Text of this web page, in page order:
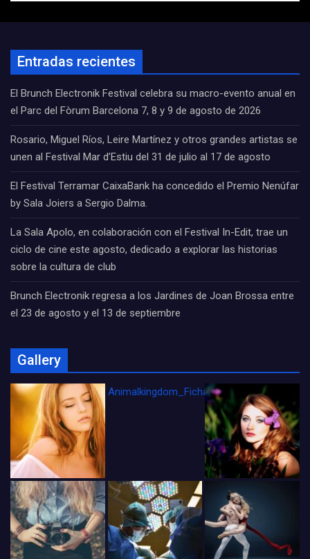
Entradas recientes
El Brunch Electronik Festival celebra su macro-evento anual en
el Parc del Fòrum Barcelona 7, 8 y 9 de agosto de 2026
Rosario, Miguel Ríos, Leire Martínez y otros grandes artistas se
unen al Festival Mar d’Estiu del 31 de julio al 17 de agosto
El Festival Terramar CaixaBank ha concedido el Premio Nenúfar
by Sala Joiers a Sergio Dalma.
La Sala Apolo, en colaboración con el Festival In-Edit, trae un
ciclo de cine este agosto, dedicado a explorar las historias
sobre la cultura de club
Brunch Electronik regresa a los Jardines de Joan Brossa entre
el 23 de agosto y el 13 de septiembre
Gallery
Animalkingdom_FichaCine